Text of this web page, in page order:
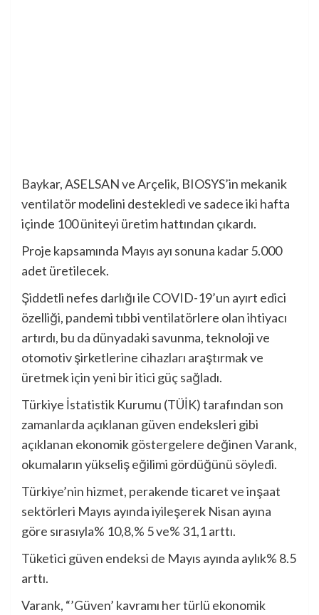
Baykar, ASELSAN ve Arçelik, BIOSYS’in mekanik
ventilatör modelini destekledi ve sadece iki hafta
içinde 100 üniteyi üretim hattından çıkardı.
Proje kapsamında Mayıs ayı sonuna kadar 5.000
adet üretilecek.
Şiddetli nefes darlığı ile COVID-19’un ayırt edici
özelliği, pandemi tıbbi ventilatörlere olan ihtiyacı
artırdı, bu da dünyadaki savunma, teknoloji ve
otomotiv şirketlerine cihazları araştırmak ve
üretmek için yeni bir itici güç sağladı.
Türkiye İstatistik Kurumu (TÜİK) tarafından son
zamanlarda açıklanan güven endeksleri gibi
açıklanan ekonomik göstergelere değinen Varank,
okumaların yükseliş eğilimi gördüğünü söyledi.
Türkiye’nin hizmet, perakende ticaret ve inşaat
sektörleri Mayıs ayında iyileşerek Nisan ayına
göre sırasıyla% 10,8,% 5 ve% 31,1 arttı.
Tüketici güven endeksi de Mayıs ayında aylık% 8.5
arttı.
Varank, “’Güven’ kavramı her türlü ekonomik